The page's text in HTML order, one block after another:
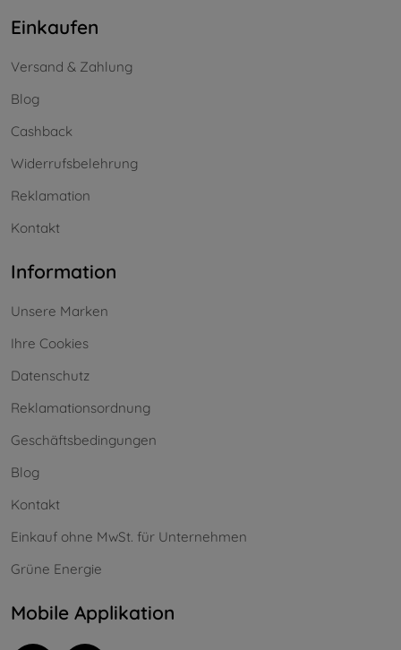
Einkaufen
Versand & Zahlung
Blog
Cashback
Widerrufsbelehrung
Reklamation
Kontakt
Information
Unsere Marken
Ihre Cookies
Datenschutz
Reklamationsordnung
Geschäftsbedingungen
Blog
Kontakt
Einkauf ohne MwSt. für Unternehmen
Grüne Energie
Mobile Applikation